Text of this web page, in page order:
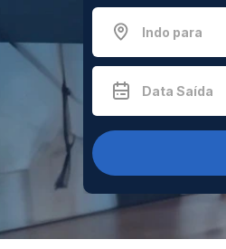
Indo para
Data Saída